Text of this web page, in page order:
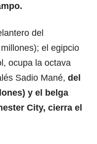
del
el egipcio
ocupa la octava
Sadio Mané, del
y el belga
City, cierra el